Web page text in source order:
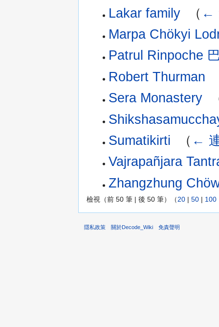
Lakar family‎ （ ←
Marpa Chökyi
Patrul Rinpoche
Robert Thurman
Sera Monastery‎
Sumatikirti
（ ←
Vajrapañjara
Zhangzhung
檢視（前 50 筆 | 後 50 筆）（20 | 50 | 100
隱私政策 關於Decode_Wiki 免責聲明